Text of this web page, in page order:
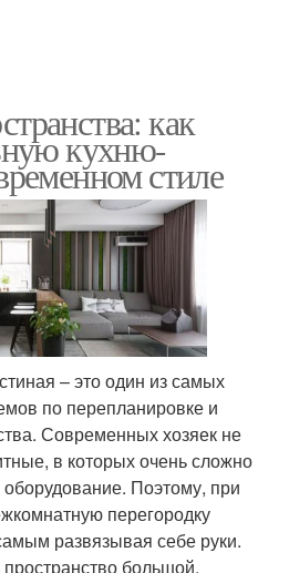
как
кухню-
стиле
– это один из самых
по перепланировке и
Современных хозяек не
в которых очень сложно
Поэтому, при
перегородку
развязывая себе руки.
большой,